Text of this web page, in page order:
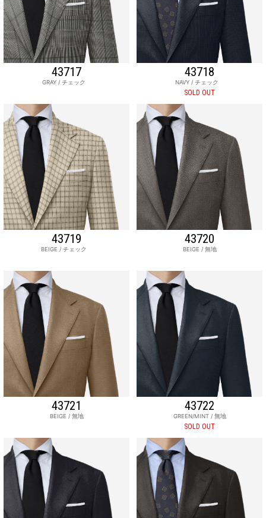
43717
GRAY / チェック
43718
NAVY / チェック
SOLD OUT
43719
BEIGE / チェック
43720
BEIGE / 無地
43721
BEIGE / 無地
43722
GREEN/MINT / 無地
SOLD OUT